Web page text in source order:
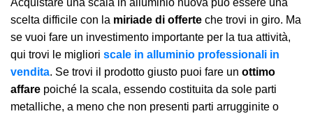
Acquistare una scala in alluminio nuova può essere una
scelta difficile con la miriade di offerte che trovi in giro. Ma
se vuoi fare un investimento importante per la tua attività,
qui trovi le migliori scale in alluminio professionali in
vendita. Se trovi il prodotto giusto puoi fare un ottimo
affare poiché la scala, essendo costituita da sole parti
metalliche, a meno che non presenti parti arrugginite o